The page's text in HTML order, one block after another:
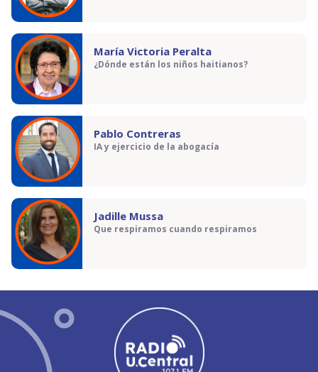
María Victoria Peralta
¿Dónde están los niños haitianos?
Pablo Contreras
IA y ejercicio de la abogacía
Jadille Mussa
Que respiramos cuando respiramos